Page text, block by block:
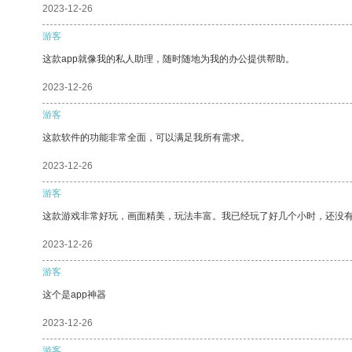
2023-12-26
游客
这款app就像我的私人助理，随时随地为我的办公提供帮助。
2023-12-26
游客
这款软件的功能非常全面，可以满足我所有需求。
2023-12-26
游客
这款游戏非常好玩，画面精美，玩法丰富。我已经玩了好几个小时，还没
2023-12-26
游客
这个是app神器
2023-12-26